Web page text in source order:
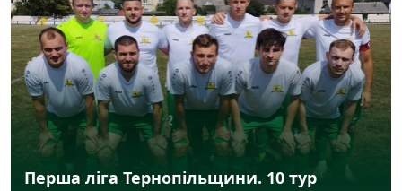
Перша ліга Тернопільщини. 10 тур